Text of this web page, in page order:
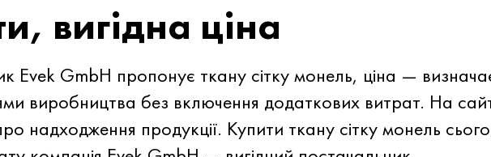
вигідна ціна
Evek GmbH пропонує ткану сітку монель, ціна —
виробництва без включення додаткових витрат. На
надходження продукції. Купити ткану сітку монель